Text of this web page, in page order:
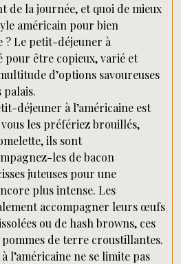
de la journée, et quoi de mieux
américain pour bien
? Le petit-déjeuner à
pour être copieux, varié et
d’options savoureuses
déjeuner à l’américaine est
les préfériez brouillés,
ils sont
les de bacon
juteuses pour une
plus intense. Les
accompagner leurs œufs
ou de hash browns, ces
pommes de terre croustillantes.
l’américaine ne se limite pas